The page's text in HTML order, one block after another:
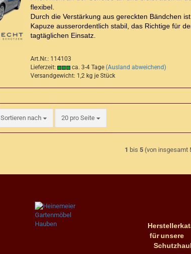
flexibel.
Durch die Verstärkung aus gereckten Bändchen
Kapuze ausserordentlich stabil, das Richtige für
tagtäglichen Einsatz.
Art.Nr.: 114103
Lieferzeit:
ca. 3-4 Tage (Ausland abweichend)
Versandgewicht: 1,2 kg je Stück
Sortieren nach
Sortieren nach 20 pro Seite
pro Seite
1 bis 5(von insgesamt
fürunsere